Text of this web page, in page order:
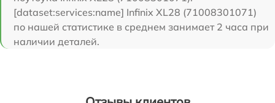
[dataset:services:name] Infinix XL28 (71008301071)
по нашей статистике в среднем занимает 2 часа при
наличии деталей.